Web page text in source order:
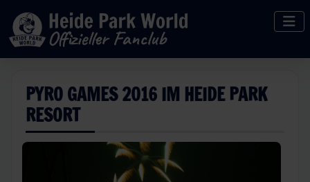
PYRO GAMES 2016 IM HEIDE PARK
RESORT